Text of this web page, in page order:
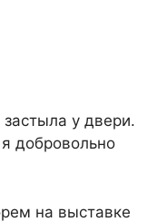
у двери.
добровольно
на выставке